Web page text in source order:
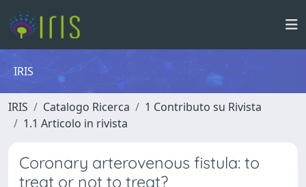
IRIS
IRIS Catalogo Ricerca
1 Contributo su Rivista
1.1 Articolo in rivista
Coronary arterovenous fistula: to
treat or not to treat?